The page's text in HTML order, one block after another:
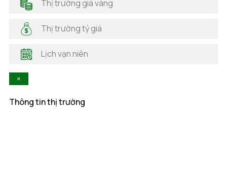
Hải Phòng
Hà Tĩnh
Hòa Bình
Lai Châu
Thị trường giá vàng
Thị trường tỷ giá
Lịch vạn niên
×
Thông tin thị trường